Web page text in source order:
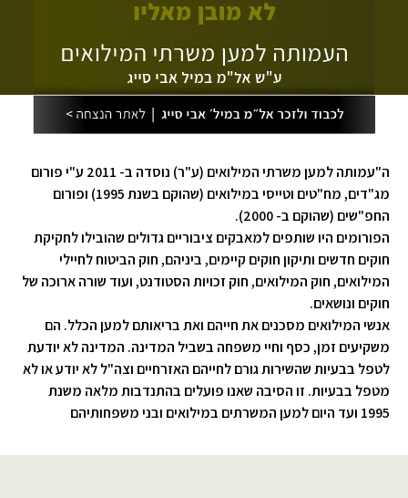
ה"עמותה למען משרתי המילואים (ע"ר) נוסדה ב- 2011 ע"י פורום
מג"דים, מח"טים וטייסי במילואים (שהוקם בשנת 1995) ופורום
החפ"שים (שהוקם ב- 2000).
הפורומים היו שותפים למאבקים ציבוריים גדולים שהובילו לחקיקת
חוקים חדשים ותיקון חוקים קיימים, ביניהם, חוק הביטוח לחיילי
המילואים, חוק המילואים, חוק זכויות הסטודנט, ועוד שורה ארוכה של
חוקים ונושאים.
אנשי המילואים מסכנים את חייהם ואת בריאותם למען הכלל. הם
משקיעים זמן, כסף וחיי משפחה בשביל המדינה. המדינה לא יודעת
לטפל בבעיות שהשירות גורם לחייהם האזרחיים וצה"ל לא יודע או לא
מטפל בבעיות. זו הסיבה שאנו פועלים בהתנדבות מלאה משנת
1995 ועד היום למען המשרתים במילואים ובני משפחותיהם